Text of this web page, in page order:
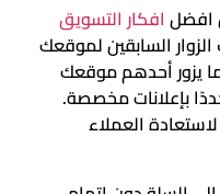
افضل افكار التسويق
السابقين لموقعك
يزور أحدهم موقعك
بإعلانات مخصصة.
العملاء